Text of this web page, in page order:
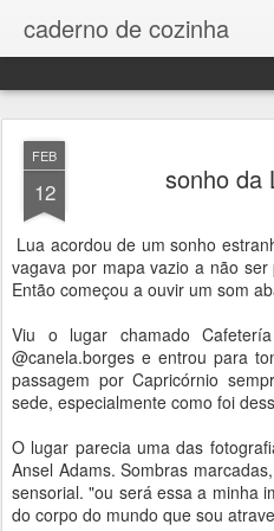
caderno de cozinha
FEB
12 sonho da
Lua acordou de um sonho
vagava por mapa vazio a não
Então começou a ouvir um som
Viu o lugar chamado
@canela.borges e entrou para
passagem por Capricórnio
sede, especialmente como foi
O lugar parecia uma das
Ansel Adams. Sombras
sensorial. "ou será essa a minha
do corpo do mundo que sou